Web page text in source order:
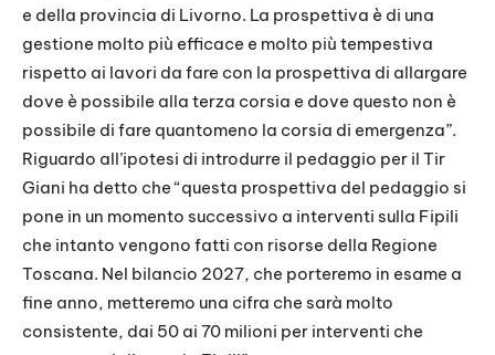
e della provincia di Livorno. La prospettiva è di una
gestione molto più efficace e molto più tempestiva
rispetto ai lavori da fare con la prospettiva di allargare
dove è possibile alla terza corsia e dove questo non è
possibile di fare quantomeno la corsia di emergenza”.
Riguardo all’ipotesi di introdurre il pedaggio per il Tir
Giani ha detto che “questa prospettiva del pedaggio si
pone in un momento successivo a interventi sulla Fipili
che intanto vengono fatti con risorse della Regione
Toscana. Nel bilancio 2027, che porteremo in esame a
fine anno, metteremo una cifra che sarà molto
consistente, dai 50 ai 70 milioni per interventi che